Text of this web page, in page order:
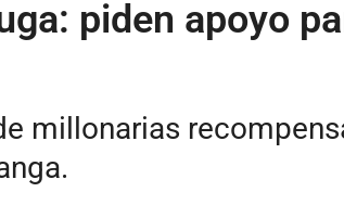
piden apoyo
millonarias